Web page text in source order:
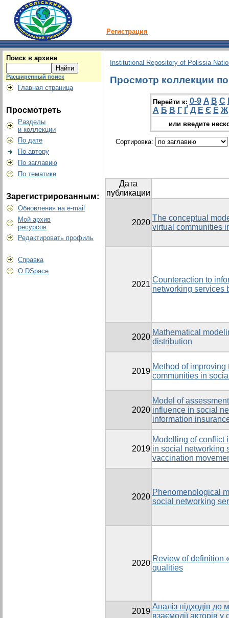
Регистрация
Поиск в архиве
Расширенный поиск
Главная страница
Просмотреть
Разделы
и коллекции
По дате
По автору
По заглавию
По тематике
Зарегистрированным:
Обновления на e-mail
Мой архив
ресурсов
Редактировать профиль
Справка
О DSpace
Institutional Repository of Polissia
Просмотр коллекции
Перейти к: 0-9 A B C
А Б В Г Ґ Д Е Є Ё Ж
или введите
Сортировка:
Дата
публикации
2020
The conceptual
virtual communities
2021
Counteraction to
networking services
2020
Mathematical
distribution
2019
Method of
communities in
2020
Model of
influence in social
information
2019
Modelling of conflict
in social networking
vaccination
2020
Phenomenological
social networking
2020
Review of definition
qualities
2019
Аналіз підходів до
взаємодії акторів у